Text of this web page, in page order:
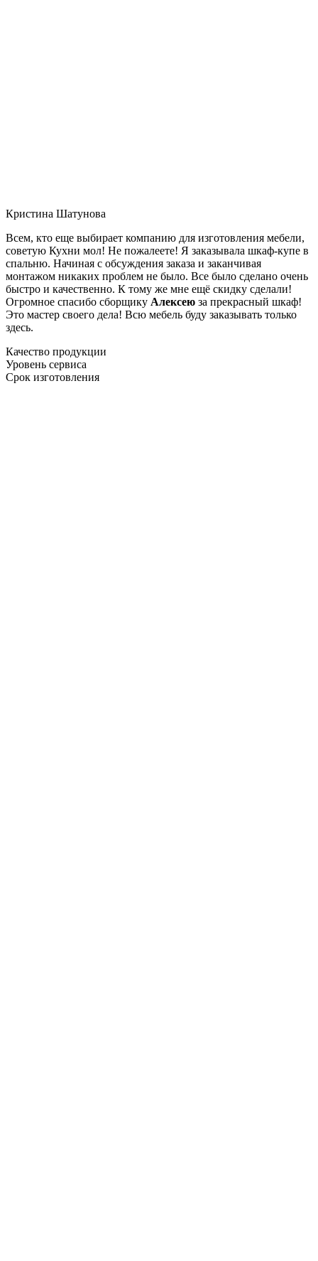
Кристина Шатунова
Всем, кто еще выбирает компанию для изготовления мебели,
советую Кухни мол! Не пожалеете! Я заказывала шкаф-купе в
спальню. Начиная с обсуждения заказа и заканчивая
монтажом никаких проблем не было. Все было сделано очень
быстро и качественно. К тому же мне ещё скидку сделали!
Огромное спасибо сборщику Алексею за прекрасный шкаф!
Это мастер своего дела! Всю мебель буду заказывать только
здесь.
Качество продукции
Уровень сервиса
Срок изготовления